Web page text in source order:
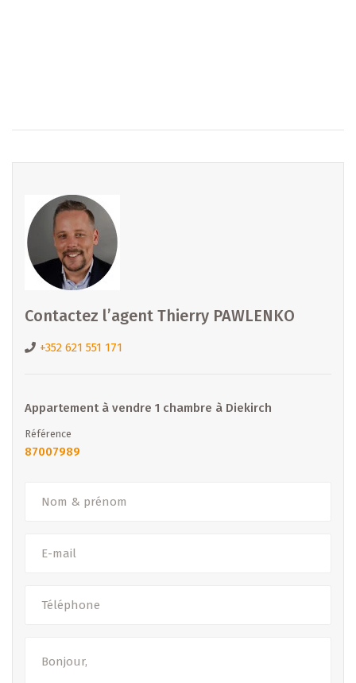
Interesséiert ? Kontaktéiert eis nach haut !
Interested ? Contact us today !
=============================================
B IMMOBILIER DIEKIRCH et MERL
Email :diekirch@b-immobilier.lu
Tél. : +352 26 81 13 99
Découvrez toutes nos offres : www.b-immobilier.lu
Luxembourg.
- Sous toutes réserves -
Contactez l’agent Thierry PAWLENKO
+352 621 551 171
Appartement à vendre 1 chambre à Diekirch
Référence
87007989